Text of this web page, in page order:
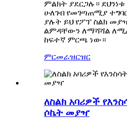
ምልክት ያደርጋሉ።
ሁለገብ የመገጣጠሚያ
ያሉት ይህ የፖፕ ስልክ
ልምዳቸውን ለማሻሻል
ከፍተኛ ምርጫ ነው።
ምርመራዝርዝር
ለስልክ አባሪዎች
ሶኬት መያዣ